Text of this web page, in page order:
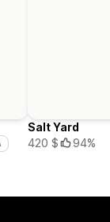
Salt Yard
420 $
94%